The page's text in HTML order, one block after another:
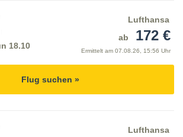
18.10
Lufthansa
ab
172 €
Ermittelt am 07.08.26, 15:56 Uhr
Flug suchen »
Lufthansa